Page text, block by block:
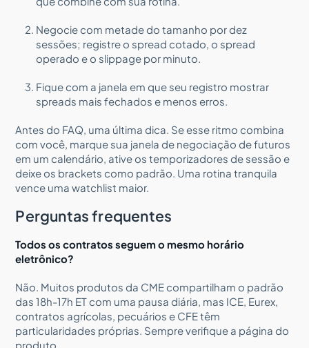
Negocie com metade do tamanho por dez
sessões; registre o spread cotado, o spread
operado e o slippage por minuto.
Fique com a janela em que seu registro mostrar
spreads mais fechados e menos erros.
Antes do FAQ, uma última dica. Se esse ritmo combina
com você, marque sua janela de negociação de futuros
em um calendário, ative os temporizadores de sessão e
deixe os brackets como padrão. Uma rotina tranquila
vence uma watchlist maior.
Perguntas frequentes
Todos os contratos seguem o mesmo horário
eletrônico?
Não. Muitos produtos da CME compartilham o padrão
das 18h-17h ET com uma pausa diária, mas ICE, Eurex,
contratos agrícolas, pecuários e CFE têm
particularidades próprias. Sempre verifique a página do
produto.